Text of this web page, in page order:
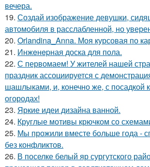
вечера.
19. Создай изображение девушки,
автомобиля в расслабленной, но
20. Orlandina_Anna. Моя курсовая по
21. Инжeнepная доска для пола.
22. С первомаем! У жителей нашей
праздник ассоциируется с
шашлыками, и, конечно же, с посадкой
огородах!
23. Яркие идеи дизайна ванной.
24. Круглые мотивы крючком со
25. Мы прожили вместе больше года -
без конфликтов.
26. В поселке белый яр сургутского